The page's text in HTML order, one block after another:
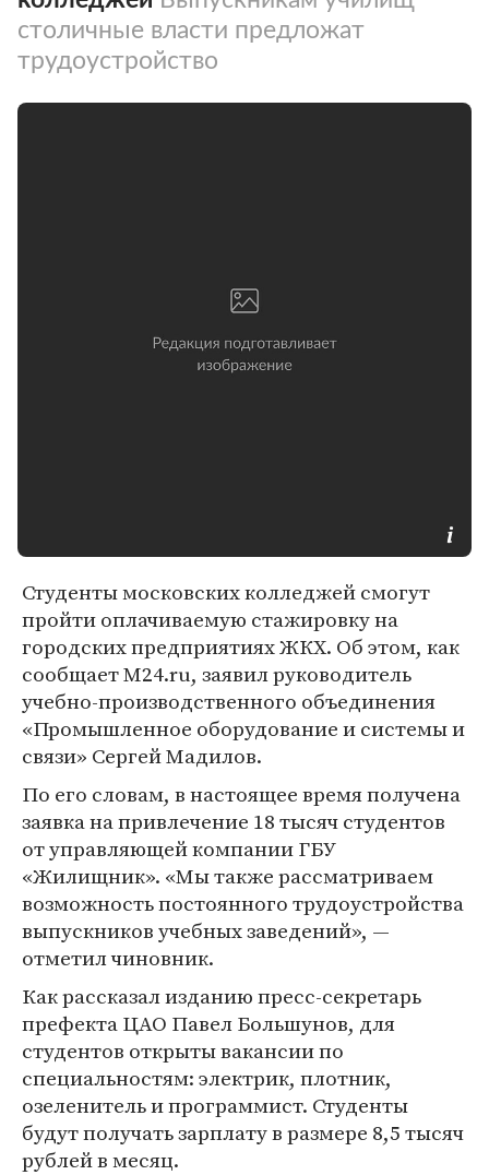
столичные власти предложат
трудоустройство
Студенты московских колледжей смогут
пройти оплачиваемую стажировку на
городских предприятиях ЖКХ. Об этом, как
сообщает M24.ru, заявил руководитель
учебно-производственного объединения
«Промышленное оборудование и системы и
связи» Сергей Мадилов.
По его словам, в настоящее время получена
заявка на привлечение 18 тысяч студентов
от управляющей компании ГБУ
«Жилищник». «Мы также рассматриваем
возможность постоянного трудоустройства
выпускников учебных заведений», —
отметил чиновник.
Как рассказал изданию пресс-секретарь
префекта ЦАО Павел Большунов, для
студентов открыты вакансии по
специальностям: электрик, плотник,
озеленитель и программист. Студенты
будут получать зарплату в размере 8,5 тысяч
рублей в месяц.